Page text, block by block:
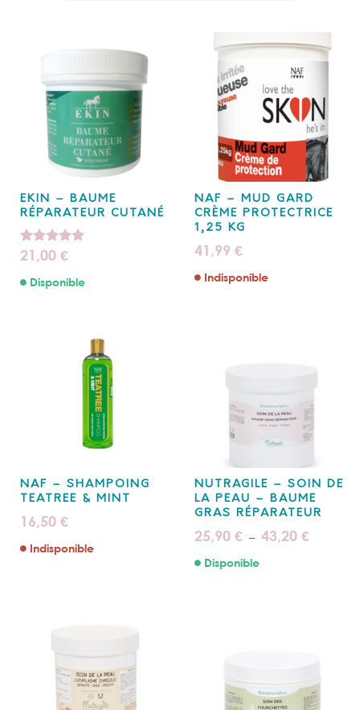
EKIN – BAUME
RÉPARATEUR CUTANÉ
Note5.00
21,00 €
Disponible
NAF – MUD GARD
CRÈME PROTECTRICE
1,25 KG
41,99 €
Indisponible
NAF – SHAMPOING
TEATREE & MINT
16,50 €
Indisponible
NUTRAGILE – SOIN DE
LA PEAU – BAUME
GRAS RÉPARATEUR
25,90 € – 43,20 €Plage
de
Disponible